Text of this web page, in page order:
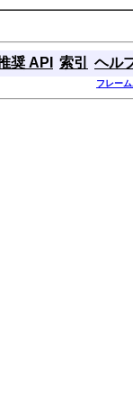
奨 API 索引 ヘル
フレー